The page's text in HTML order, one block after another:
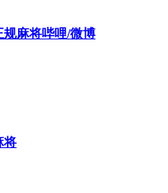
规麻将哔哩/微博
将